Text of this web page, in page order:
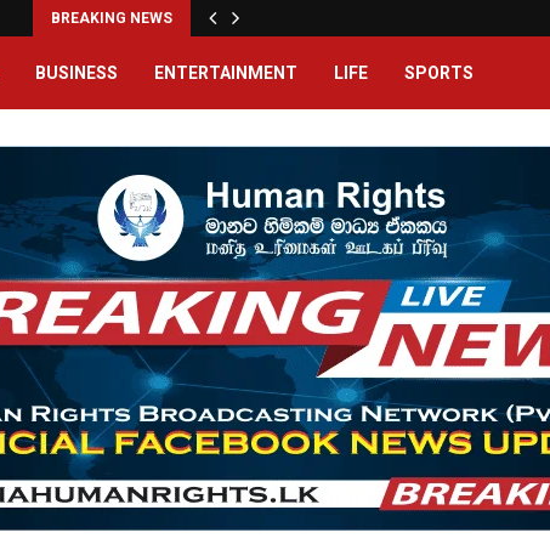
BREAKING NEWS
BUSINESS ENTERTAINMENT LIFE SPORTS